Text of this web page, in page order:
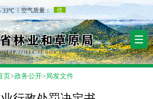
页>政务公开> 局发文件